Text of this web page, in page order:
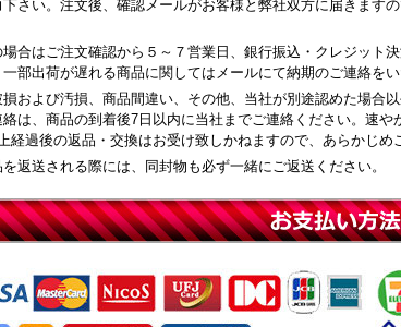
下さい。注文後、確認メールがお客様と弊社双方に届きます
合はご注文確認から５～７営業日、銀行振込・クレジット
部出荷が遅れる商品に関してはメールにて納期のご連絡をい
および汚損、商品間違い、その他、当社が別途認めた場合
は、商品の到着後7日以内に当社までご連絡ください。速
経過後の返品・交換はお受け致しかねますので、あらかじめ
返送される際には、同封物も必ず一緒にご返送ください。